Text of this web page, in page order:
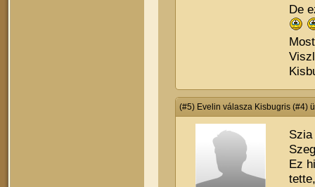
De
(#5) Evelin válasza Kisbugris (#4)
Ez